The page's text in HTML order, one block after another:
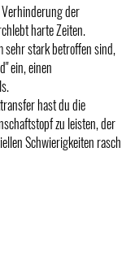
der
harte Zeiten.
sehr stark betroffen sind,
ein, einen
hast du die
zu leisten, der
Schwierigkeiten rasch